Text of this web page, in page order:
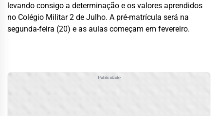
levando consigo a determinação e os valores aprendidos
no Colégio Militar 2 de Julho. A pré-matrícula será na
segunda-feira (20) e as aulas começam em fevereiro.
Publicidade